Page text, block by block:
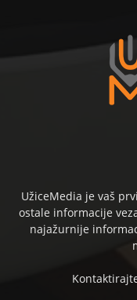
UžiceMedia je vaš
ostale informacije
najažurnije